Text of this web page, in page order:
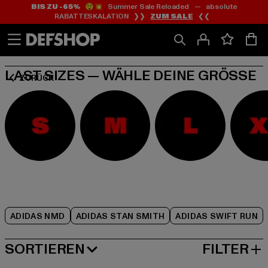
Zum
Inhalt
springen
Zum
Fußzeile
springen
BIS ZU -65%😲💥 Summer Sale Reloaded — absolute
RABATTESKALATION ❯❯ ZUM SALE ❮❮
ZURÜCK
LAST SIZES — WÄHLE DEINE GRÖSSE
ADIDAS NMD ADIDAS STAN SMITH ADIDAS SWIFT RUN
Zum
Produktraster
springen
SORTIEREN
BELIEBTESTE FILTER